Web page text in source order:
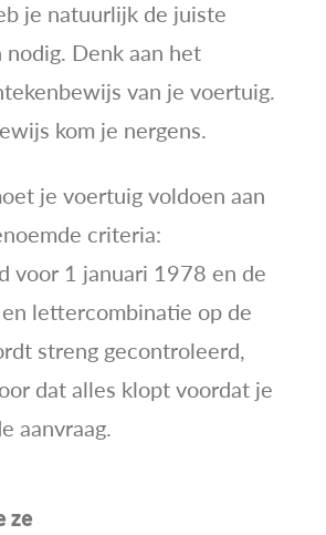
je natuurlijk de juiste
Denk aan het
van je voertuig.
kom je nergens.
je voertuig voldoen aan
criteria:
voor 1 januari 1978 en de
lettercombinatie op de
streng gecontroleerd,
dat alles klopt voordat je
aanvraag.
ze